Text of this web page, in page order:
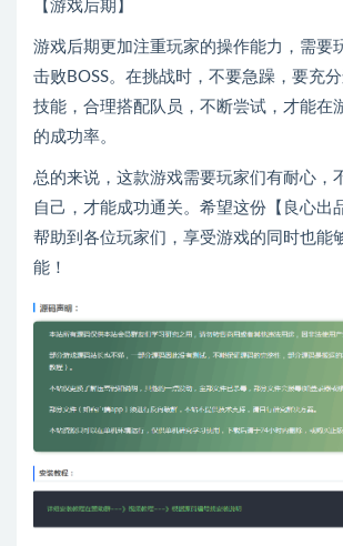
【游戏后期】
游戏后期更加注重玩家的操作能力，需要
击败BOSS。在挑战时，不要急躁，要充
技能，合理搭配队员，不断尝试，才能在
的成功率。
总的来说，这款游戏需要玩家们有耐心，
自己，才能成功通关。希望这份【良心出
帮助到各位玩家们，享受游戏的同时也能
能！